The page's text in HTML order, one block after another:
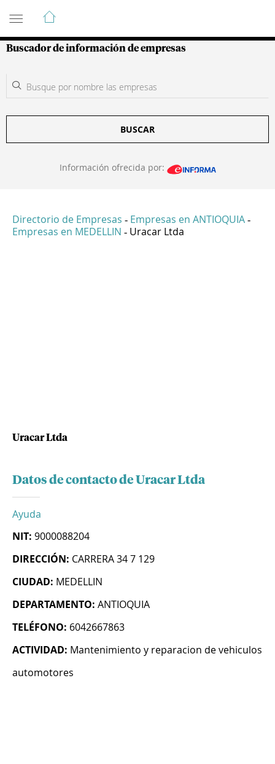
Guía de Empresas Colombianas
Buscador de información de empresas
BUSCAR
Información ofrecida por:
Directorio de Empresas - Empresas en ANTIOQUIA -
Empresas en MEDELLIN - Uracar Ltda
Uracar Ltda
Datos de contacto de Uracar Ltda
Ayuda
NIT: 9000088204
DIRECCIÓN: CARRERA 34 7 129
CIUDAD: MEDELLIN
DEPARTAMENTO: ANTIOQUIA
TELÉFONO: 6042667863
ACTIVIDAD: Mantenimiento y reparacion de vehiculos
automotores